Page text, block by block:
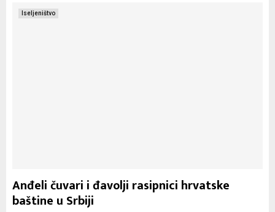
Iseljeništvo
Anđeli čuvari i đavolji rasipnici hrvatske
baštine u Srbiji